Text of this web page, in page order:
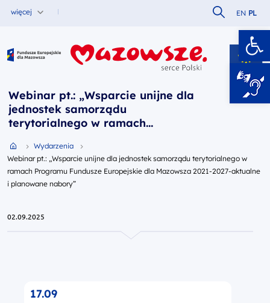
więcej Szukaj w
EN PL
Fundusze Europejskie dla Mazowsza
Webinar pt.: „Wsparcie unijne dla
jednostek samorządu
terytorialnego w ramach
dla Mazowsza 2021-2027-aktualne
i planowane nabory”
Przejdź do strony głównej portalu
Wydarzenia
Webinar pt.: „Wsparcie unijne dla jednostek samorządu terytorialnego w
ramach Programu Fundusze Europejskie dla Mazowsza 2021-2027-aktualne
i planowane nabory”
02.09.2025
17.09